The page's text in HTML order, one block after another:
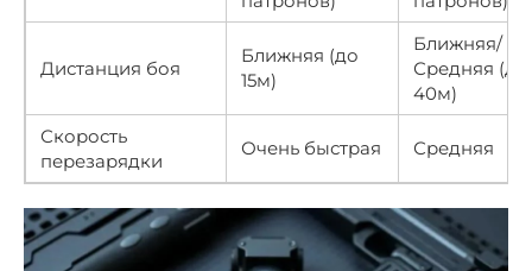
Дистанция боя
Ближняя (до
15м)
Ближняя/
Средняя (до
40м)
Скорость
перезарядки
Очень быстрая Средняя